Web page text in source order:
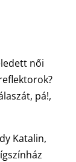
női
pá!,
Katalin,